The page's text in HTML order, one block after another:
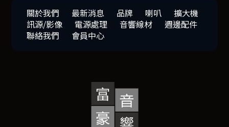
關於我們 最新消息 品牌 喇叭
擴大機
訊源/影像
電源處理 音響線材
週邊配件
聯絡我們
會員中心